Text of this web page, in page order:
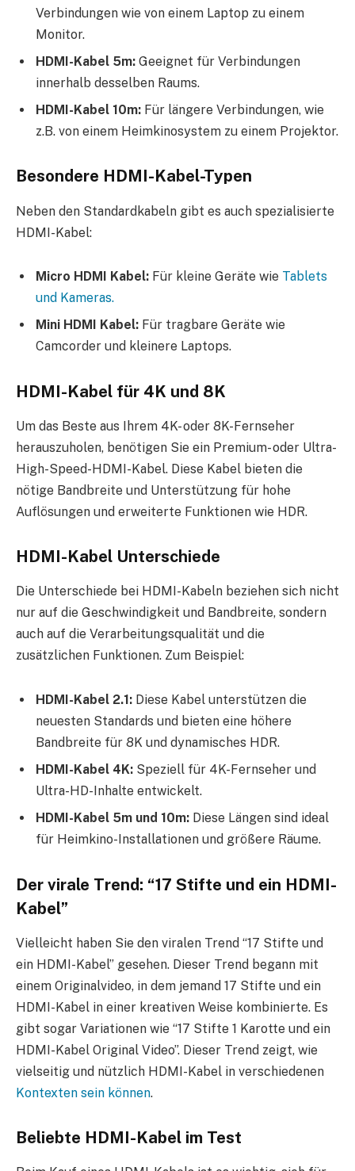
Verbindungen wie von einem Laptop zu einem
Monitor.
HDMI-Kabel 5m: Geeignet für Verbindungen
innerhalb desselben Raums.
HDMI-Kabel 10m: Für längere Verbindungen, wie
z.B. von einem Heimkinosystem zu einem Projektor.
Besondere HDMI-Kabel-Typen
Neben den Standardkabeln gibt es auch spezialisierte
HDMI-Kabel:
Micro HDMI Kabel: Für kleine Geräte wie Tablets
und Kameras.
Mini HDMI Kabel: Für tragbare Geräte wie
Camcorder und kleinere Laptops.
HDMI-Kabel für 4K und 8K
Um das Beste aus Ihrem 4K- oder 8K-Fernseher
herauszuholen, benötigen Sie ein Premium- oder Ultra-
High-Speed-HDMI-Kabel. Diese Kabel bieten die
nötige Bandbreite und Unterstützung für hohe
Auflösungen und erweiterte Funktionen wie HDR.
HDMI-Kabel Unterschiede
Die Unterschiede bei HDMI-Kabeln beziehen sich nicht
nur auf die Geschwindigkeit und Bandbreite, sondern
auch auf die Verarbeitungsqualität und die
zusätzlichen Funktionen. Zum Beispiel:
HDMI-Kabel 2.1: Diese Kabel unterstützen die
neuesten Standards und bieten eine höhere
Bandbreite für 8K und dynamisches HDR.
HDMI-Kabel 4K: Speziell für 4K-Fernseher und
Ultra-HD-Inhalte entwickelt.
HDMI-Kabel 5m und 10m: Diese Längen sind ideal
für Heimkino-Installationen und größere Räume.
Der virale Trend: “17 Stifte und ein HDMI-
Kabel”
Vielleicht haben Sie den viralen Trend “17 Stifte und
ein HDMI-Kabel” gesehen. Dieser Trend begann mit
einem Originalvideo, in dem jemand 17 Stifte und ein
HDMI-Kabel in einer kreativen Weise kombinierte. Es
gibt sogar Variationen wie “17 Stifte 1 Karotte und ein
HDMI-Kabel Original Video”. Dieser Trend zeigt, wie
vielseitig und nützlich HDMI-Kabel in verschiedenen
Kontexten sein können.
Beliebte HDMI-Kabel im Test